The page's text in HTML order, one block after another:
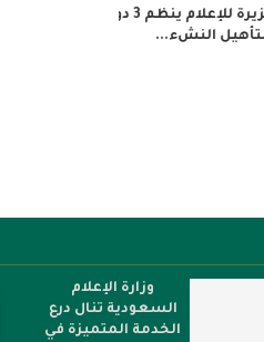
المخرج»
الإيفواري...
وزارة الإعلام
السعودية تنال درع
الخدمة المتميزة في